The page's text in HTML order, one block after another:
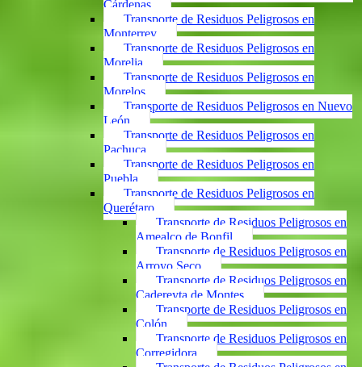
Cárdenas
Transporte de Residuos Peligrosos en
Monterrey
Transporte de Residuos Peligrosos en
Morelia
Transporte de Residuos Peligrosos en
Morelos
Transporte de Residuos Peligrosos en Nuevo
León
Transporte de Residuos Peligrosos en
Pachuca
Transporte de Residuos Peligrosos en
Puebla
Transporte de Residuos Peligrosos en
Querétaro
Transporte de Residuos Peligrosos en
Amealco de Bonfil
Transporte de Residuos Peligrosos en
Arroyo Seco
Transporte de Residuos Peligrosos en
Cadereyta de Montes
Transporte de Residuos Peligrosos en
Colón
Transporte de Residuos Peligrosos en
Corregidora